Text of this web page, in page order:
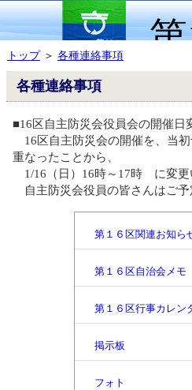
会情報
トップ＞ 各種連絡事項
各種連絡事項
■16区自主防災会役員会の開催日
16区自主防災会の開催を、当
重なったことから、
1/16（日）16時～ 17時に変更
自主防災会役員の皆さんはご予
第１６区関連お知ら
第１６区自治会メモ
第１６区行事カレン
掲示板
フォト